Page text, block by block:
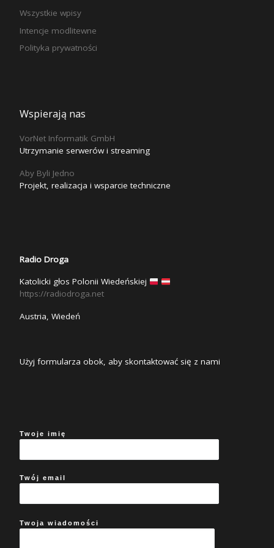
Wszystkie wpisy
Intencje modlitewne
Polityka prywatności
Wspierają nas
VorNet Informatik GmbH
Utrzymanie serwerów i streaming
Aby Byli Jedno
Projekt, realizacja i wsparcie techniczne
Radio Droga
Katolicki głos Polonii Wiedeńskiej
https://radiodroga.net
Austria, Wiedeń
Użyj formularza obok, aby skontaktować się z nami
Twoje imię
Twój email
Twoja wiadomości